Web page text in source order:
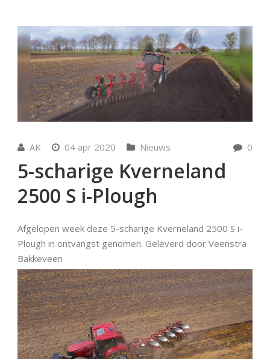
AK 04 apr 2020 Nieuws 0
5-scharige Kverneland
2500 S i-Plough
Afgelopen week deze 5-scharige Kverneland 2500 S i-
Plough in ontvangst genomen. Geleverd door Veenstra
Bakkeveen